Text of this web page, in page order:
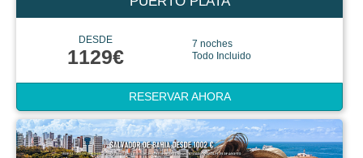
DESDE
1129€
7 noches
Todo Incluido
RESERVAR AHORA